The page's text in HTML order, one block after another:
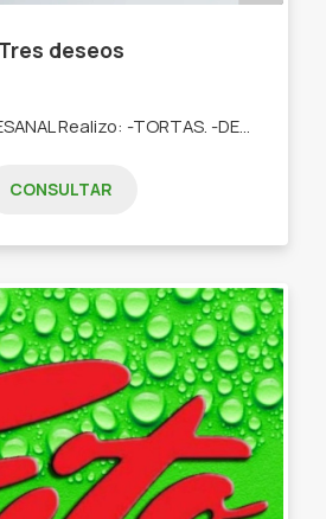
Tres deseos
CONSULTAR